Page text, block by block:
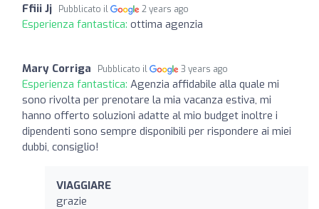
Ffiii Jj Pubblicato il 2 years ago
Esperienza fantastica: ottima agenzia
Mary Corriga Pubblicato il 3 years ago
Esperienza fantastica: Agenzia affidabile alla quale mi
sono rivolta per prenotare la mia vacanza estiva, mi
hanno offerto soluzioni adatte al mio budget inoltre i
dipendenti sono sempre disponibili per rispondere ai miei
dubbi, consiglio!
VIAGGIARE
grazie